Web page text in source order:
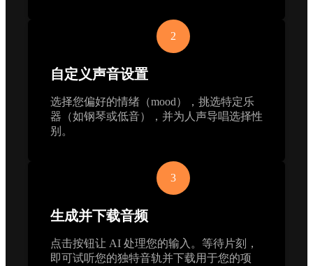
2
自定义声音设置
选择您偏好的情绪（mood），挑选特定乐
器（如钢琴或低音），并为人声导唱选择性
别。
3
生成并下载音频
点击按钮让 AI 处理您的输入。等待片刻，
即可试听您的独特音轨并下载用于您的项